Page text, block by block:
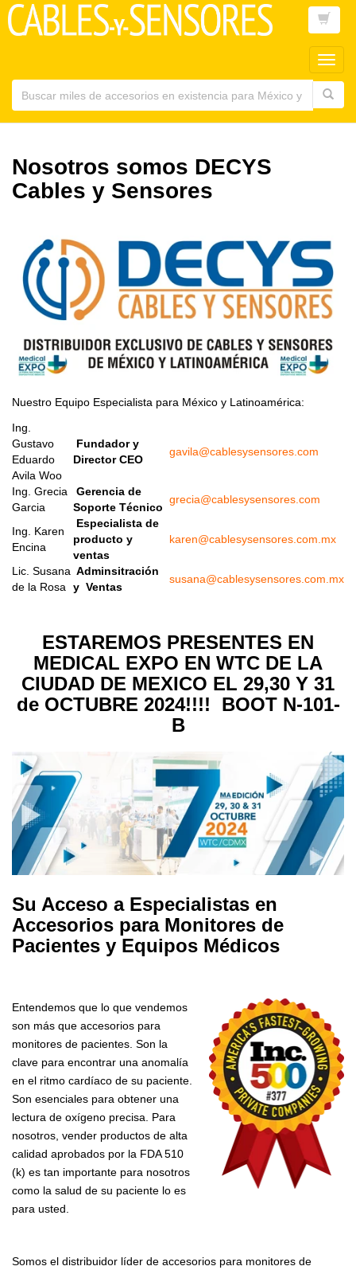
main
Nosotros somos DECYS
Cables y Sensores
Nuestro Equipo Especialista para México y Latinoamérica:
Ing.
Gustavo
Eduardo
Avila Woo
Fundador y
Director CEO
gavila@cablesysensores.com
Ing. Grecia
Garcia
Gerencia de
Soporte Técnico
grecia@cablesysensores.com
Ing. Karen
Encina
Especialista de
producto y
ventas
karen@cablesysensores.com.mx
Lic. Susana
de la Rosa
Adminsitración
y Ventas
susana@cablesysensores.com.mx
ESTAREMOS PRESENTES EN
MEDICAL EXPO EN WTC DE LA
CIUDAD DE MEXICO EL 29,30 Y 31
de OCTUBRE 2024!!!! BOOT N-101-
B
Su Acceso a Especialistas en
Accesorios para Monitores de
Pacientes y Equipos Médicos
Entendemos que lo que vendemos
son más que accesorios para
monitores de pacientes. Son la
clave para encontrar una anomalía
en el ritmo cardíaco de su paciente.
Son esenciales para obtener una
lectura de oxígeno precisa. Para
nosotros, vender productos de alta
calidad aprobados por la FDA 510
(k) es tan importante para nosotros
como la salud de su paciente lo es
para usted.
Somos el distribuidor líder de accesorios para monitores de